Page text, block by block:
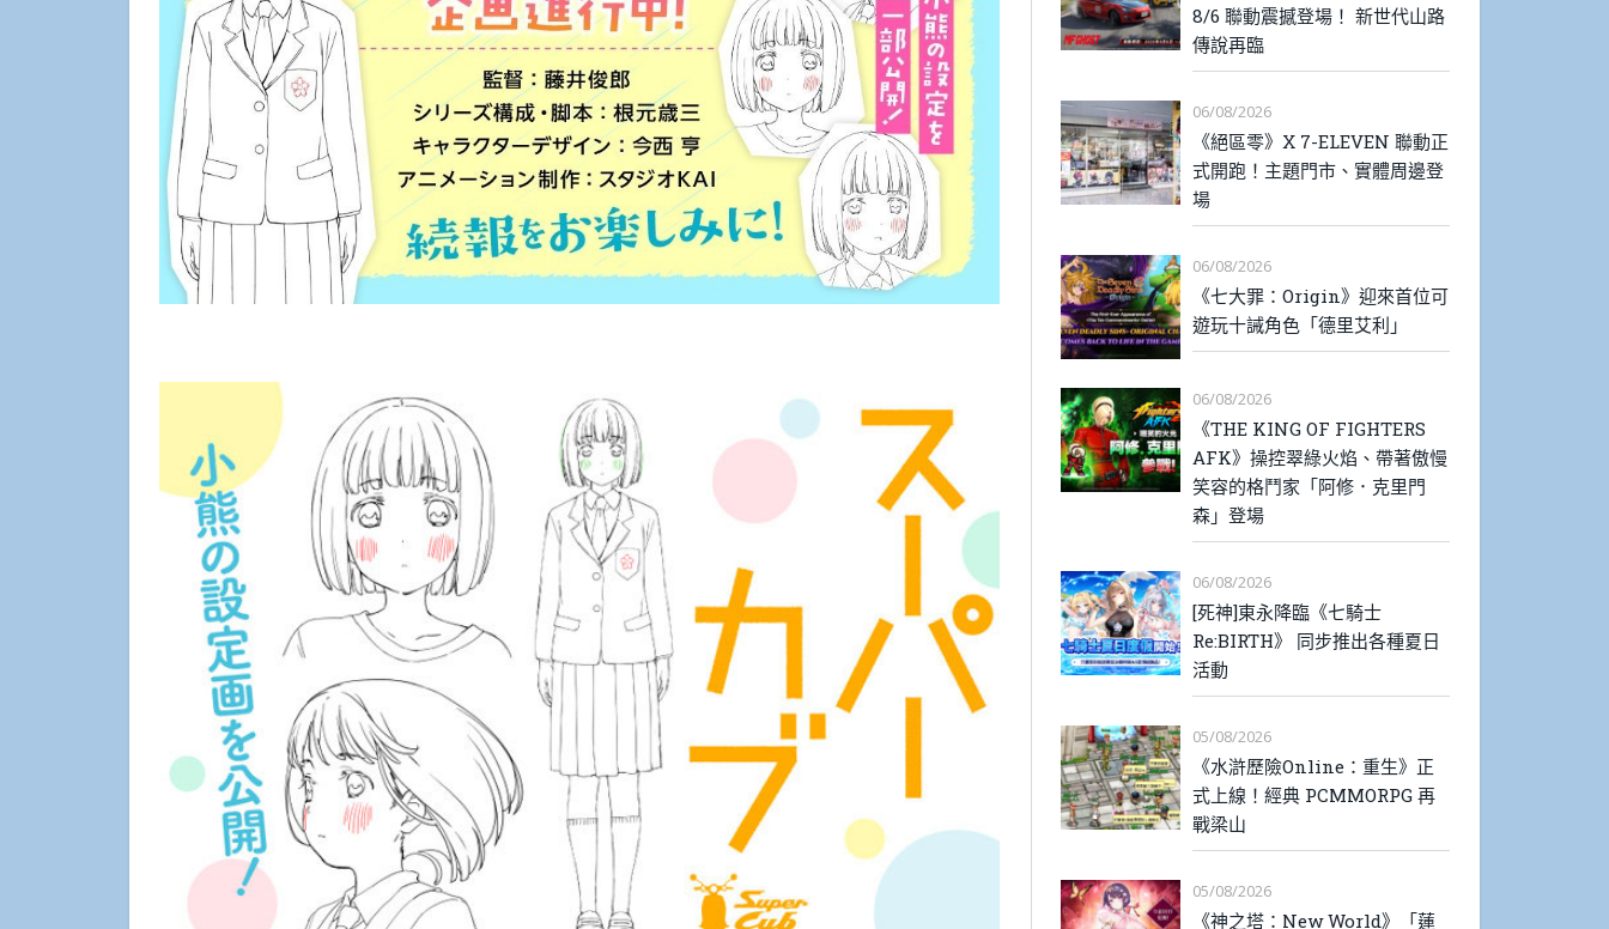
8/6 聯動震撼登場！ 新世代山路
傳說再臨
06/08/2026
《絕區零》X 7-ELEVEN 聯動正
式開跑！主題門市、實體周邊登
場
06/08/2026
《七大罪：Origin》迎來首位可
遊玩十誡角色「德里艾利」
06/08/2026
《THE KING OF FIGHTERS
AFK》操控翠綠火焰、帶著傲慢
笑容的格鬥家「阿修．克里門
森」登場
06/08/2026
[死神]東永降臨《七騎士
Re:BIRTH》 同步推出各種夏日
活動
05/08/2026
《水滸歷險Online：重生》正
式上線！經典 PCMMORPG 再
戰梁山
05/08/2026
《神之塔：New World》「蓮